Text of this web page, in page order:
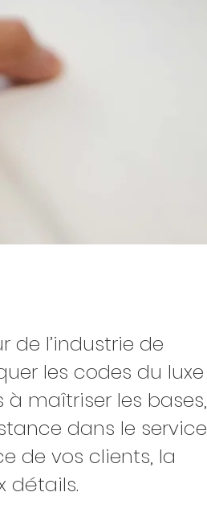
de l’industrie de
les codes du luxe
à maîtriser les bases,
dans le service
de vos clients, la
détails.